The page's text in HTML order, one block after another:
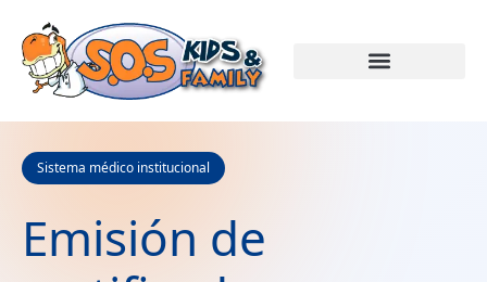
Sistema médico institucional
Emisión de